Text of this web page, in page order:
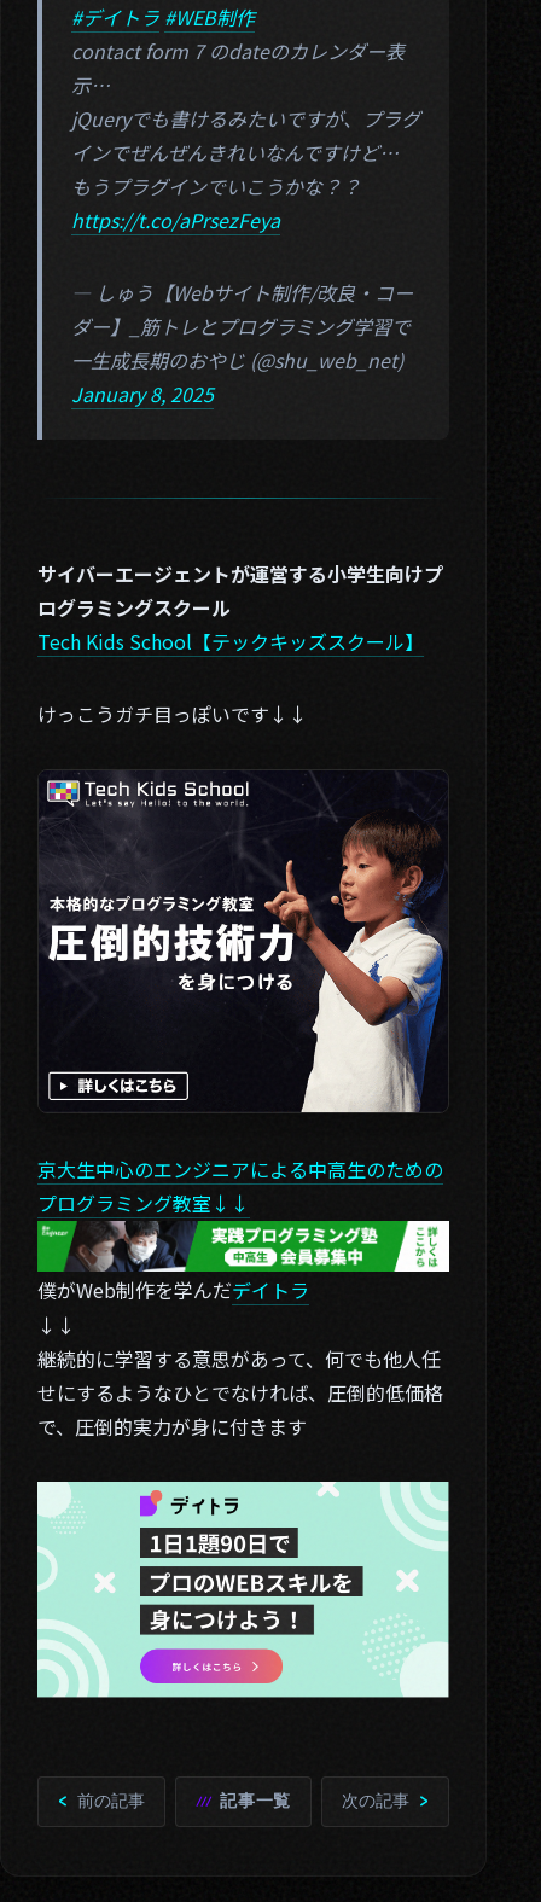
01. About
02. Works
03. Blog
#デイトラ #WEB制作
contact form 7 のdateのカレンダー表
示…
jQueryでも書けるみたいですが、プラグ
インでぜんぜんきれいなんですけど…
もうプラグインでいこうかな？？
https://t.co/aPrsezFeya
— しゅう【Webサイト制作/改良・コー
ダー】_筋トレとプログラミング学習で
一生成長期のおやじ (@shu_web_net)
January 8, 2025
サイバーエージェントが運営する小学生向けプ
ログラミングスクール
Tech Kids School【テックキッズスクール】
けっこうガチ目っぽいです↓↓
京大生中心のエンジニアによる中高生のための
プログラミング教室↓↓
僕がWeb制作を学んだデイトラ
↓↓
継続的に学習する意思があって、何でも他人任
せにするようなひとでなければ、圧倒的低価格
で、圧倒的実力が身に付きます
前の記事 記事一覧 次の記事